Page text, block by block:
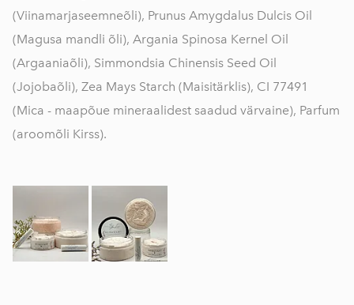
(Viinamarjaseemneõli), Prunus Amygdalus Dulcis Oil
(Magusa mandli õli), Argania Spinosa Kernel Oil
(Argaaniaõli), Simmondsia Chinensis Seed Oil
(Jojobaõli), Zea Mays Starch (Maisitärklis), CI 77491
(Mica - maapõue mineraalidest saadud värvaine), Parfum
(aroomõli Kirss).